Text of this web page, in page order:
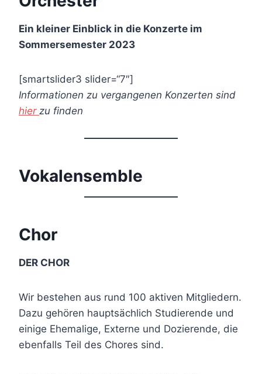
Ein kleiner Einblick in die Konzerte im
Sommersemester 2023
[smartslider3 slider=“7″]
Informationen zu vergangenen Konzerten sind
hier zu finden
Vokalensemble
Chor
DER CHOR
Wir bestehen aus rund 100 aktiven Mitgliedern.
Dazu gehören hauptsächlich Studierende und
einige Ehemalige, Externe und Dozierende, die
ebenfalls Teil des Chores sind.